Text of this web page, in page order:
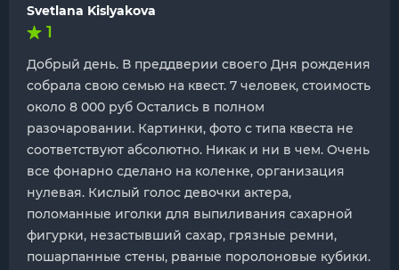
Svetlana Kislyakova
1
Добрый день. В преддверии своего Дня рождения
собрала свою семью на квест. 7 человек, стоимость
около 8 000 руб Остались в полном
разочаровании. Картинки, фото с типа квеста не
соответствуют абсолютно. Никак и ни в чем. Очень
все фонарно сделано на коленке, организация
нулевая. Кислый голос девочки актера,
поломанные иголки для выпиливания сахарной
фигурки, незастывший сахар, грязные ремни,
пошарпанные стены, рваные поролоновые кубики.